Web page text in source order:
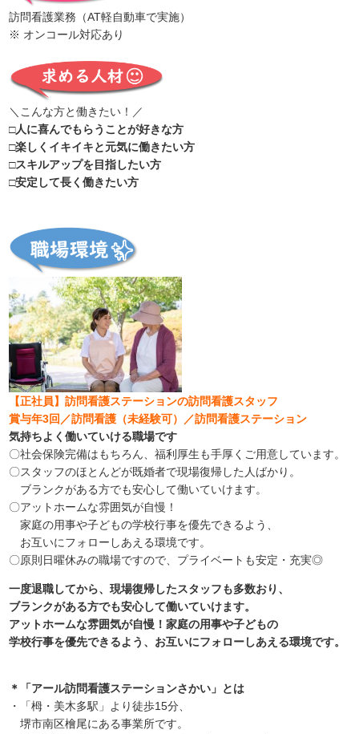
訪問看護業務（AT軽自動車で実施）
※ オンコール対応あり
＼こんな方と働きたい！／
□人に喜んでもらうことが好きな方
□楽しくイキイキと元気に働きたい方
□スキルアップを目指したい方
□安定して長く働きたい方
【正社員】訪問看護ステーションの訪問看護スタッフ
賞与年3回／訪問看護（未経験可）／訪問看護ステーション
気持ちよく働いていける職場です
〇社会保険完備はもちろん、福利厚生も手厚くご用意しています。
〇スタッフのほとんどが既婚者で現場復帰した人ばかり。
ブランクがある方でも安心して働いていけます。
〇アットホームな雰囲気が自慢！
家庭の用事や子どもの学校行事を優先できるよう、
お互いにフォローしあえる環境です。
〇原則日曜休みの職場ですので、プライベートも安定・充実◎
一度退職してから、現場復帰したスタッフも多数おり、
ブランクがある方でも安心して働いていけます。
アットホームな雰囲気が自慢！家庭の用事や子どもの
学校行事を優先できるよう、お互いにフォローしあえる環境です。
＊「アール訪問看護ステーションさかい」とは
・「栂・美木多駅」より徒歩15分、
堺市南区檜尾にある事業所です。